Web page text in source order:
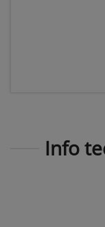
Info